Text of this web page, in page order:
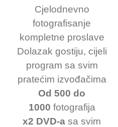
Cjelodnevno
fotografisanje
kompletne proslave
Dolazak gostiju, cijeli
program sa svim
pratećim izvođačima
Od 500 do
1000 fotografija
x2 DVD-a sa svim